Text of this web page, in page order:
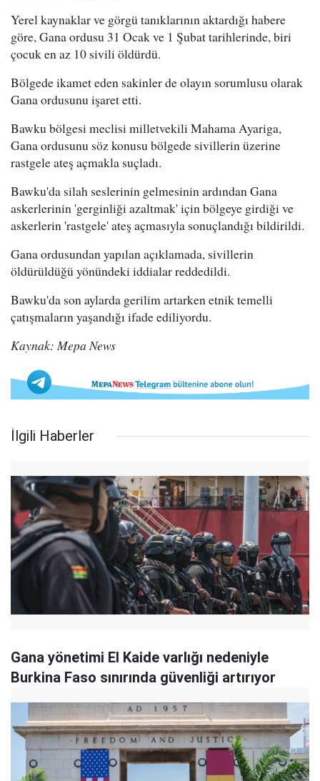
Yerel kaynaklar ve görgü tanıklarının aktardığı habere
göre, Gana ordusu 31 Ocak ve 1 Şubat tarihlerinde, biri
çocuk en az 10 sivili öldürdü.
Bölgede ikamet eden sakinler de olayın sorumlusu olarak
Gana ordusunu işaret etti.
Bawku bölgesi meclisi milletvekili Mahama Ayariga,
Gana ordusunu söz konusu bölgede sivillerin üzerine
rastgele ateş açmakla suçladı.
Bawku'da silah seslerinin gelmesinin ardından Gana
askerlerinin 'gerginliği azaltmak' için bölgeye girdiği ve
askerlerin 'rastgele' ateş açmasıyla sonuçlandığı bildirildi.
Gana ordusundan yapılan açıklamada, sivillerin
öldürüldüğü yönündeki iddialar reddedildi.
Bawku'da son aylarda gerilim artarken etnik temelli
çatışmaların yaşandığı ifade ediliyordu.
Kaynak: Mepa News
İlgili Haberler
Gana yönetimi El Kaide varlığı nedeniyle
Burkina Faso sınırında güvenliği artırıyor